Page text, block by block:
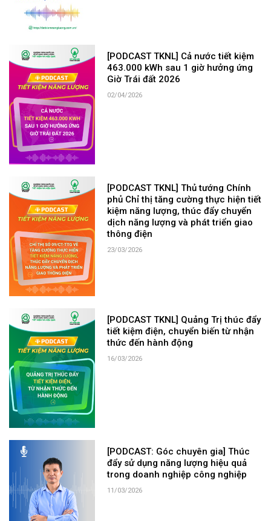
[PODCAST TKNL] Cả nước tiết kiệm
463.000 kWh sau 1 giờ hưởng ứng
Giờ Trái đất 2026
02/04/2026
[PODCAST TKNL] Thủ tướng Chính
phủ Chỉ thị tăng cường thực hiện tiết
kiệm năng lượng, thúc đẩy chuyển
dịch năng lượng và phát triển giao
thông điện
23/03/2026
[PODCAST TKNL] Quảng Trị thúc đẩy
tiết kiệm điện, chuyển biến từ nhận
thức đến hành động
16/03/2026
[PODCAST: Góc chuyên gia] Thúc
đẩy sử dụng năng lượng hiệu quả
trong doanh nghiệp công nghiệp
11/03/2026